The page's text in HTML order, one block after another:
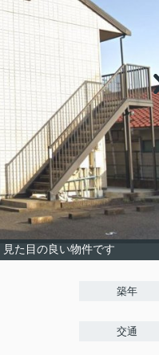
た目の良い物件です
築年
交通